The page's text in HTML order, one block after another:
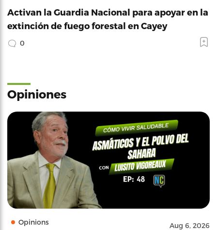
Activan la Guardia Nacional para apoyar en la
extinción de fuego forestal en Cayey
0
Opiniones
Opinions Aug 6, 2026